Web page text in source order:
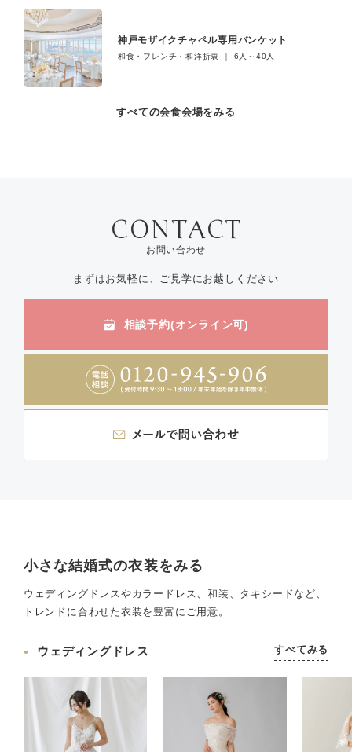
神戸モザイクチャペル専用バンケット
和食・フレンチ・和洋折衷 ｜ 6人～40人
すべての会食会場をみる
お問い合わせ
まずはお気軽に、ご見学にお越しください
相談予約(オンライン可)
小さな結婚式の衣装をみる
ウェディングドレスやカラードレス、和装、タキシードなど、
トレンドに合わせた衣装を豊富にご用意。
ウェディングドレス すべてみる